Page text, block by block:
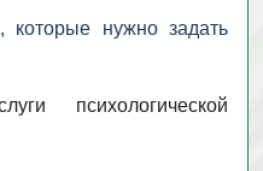
которые нужно задать
психологической